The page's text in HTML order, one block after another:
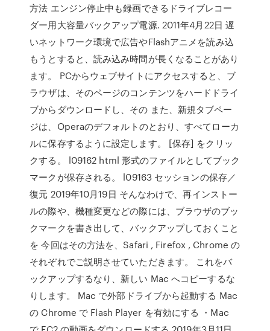
方法 エンジン停止中も録画できるドライブレコー
ダー用大容量バックアップ電源. 2011年4月22日 遅
いネットワーク環境で広告やFlashアニメを読み込
もうとすると、読み込み時間が長くなることがあり
ます。 PCからウェブサイトにアクセスすると、ブ
ラウザは、そのページのコンテンツをハードドライ
ブからダウンロードし、その また、新規タブペー
ジは、Operaのデフォルトのとおり、すべてローカ
ルに保存するように設定します。 [保存] をクリッ
クする。 l09162 html 形式のファイルとしてブック
マークが保存される。 l09163 セッションの保存／
復元 2019年10月19日 そんなわけで、再インストー
ルの際や、機種変更などの際には、ブラウザのブッ
クマークを書き出して、バックアップしておくこと
を 今回はその方法を、Safari , Firefox , Chrome の
それぞれでご説明させていただきます。 これをバ
ックアップするなり、新しい Mac へコピーするな
りします。 Mac で外部ドライブから起動する Mac
の Chrome で Flash Player を有効にする ・Mac